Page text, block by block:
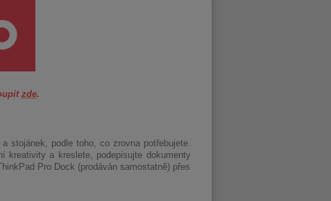
zde.
stojánek, podle toho, co zrovna potřebujete.
kreativity a kreslete, podepisujte dokumenty
Pro Dock (prodáván samostatně) přes